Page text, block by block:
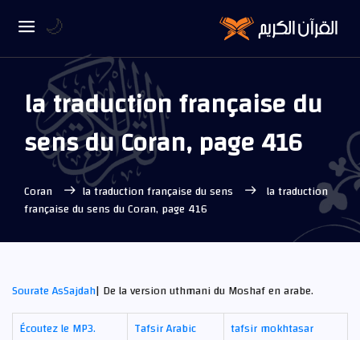
la traduction française du
sens du Coran, page 416
Coran la traduction française du sens
la traduction
française du sens du Coran, page 416
Sourate As­Sajdah| De la version uthmani du Moshaf en arabe.
Écoutez le MP3.
Tafsir Arabic
tafsir mokhtasar
🌙